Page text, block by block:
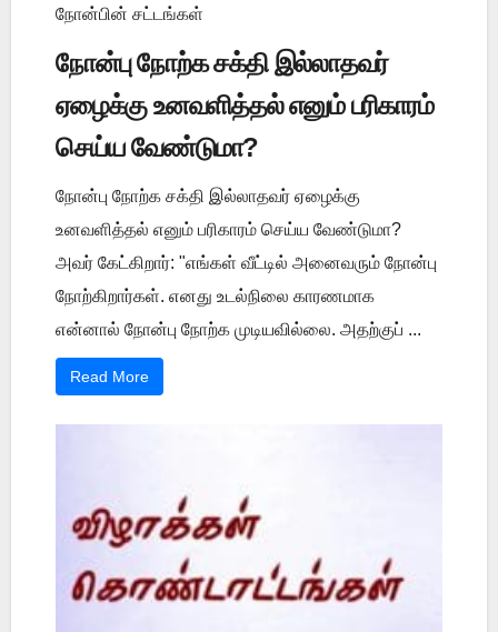
நோன்பின் சட்டங்கள்
நோன்பு நோற்க சக்தி இல்லாதவர்
ஏழைக்கு உனவளித்தல் எனும் பரிகாரம்
செய்ய வேண்டுமா?
நோன்பு நோற்க சக்தி இல்லாதவர் ஏழைக்கு
உனவளித்தல் எனும் பரிகாரம் செய்ய வேண்டுமா?
அவர் கேட்கிறார்: "எங்கள் வீட்டில் அனைவரும் நோன்பு
நோற்கிறார்கள். எனது உடல்நிலை காரணமாக
என்னால் நோன்பு நோற்க முடியவில்லை. அதற்குப் ...
Read More